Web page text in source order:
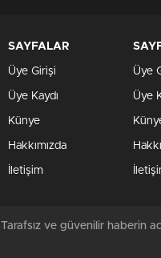
SAYFALAR
Üye Girişi
Üye Kaydı
Künye
Hakkımızda
İletişim
Üye
Üye
ve güvenilir haberin